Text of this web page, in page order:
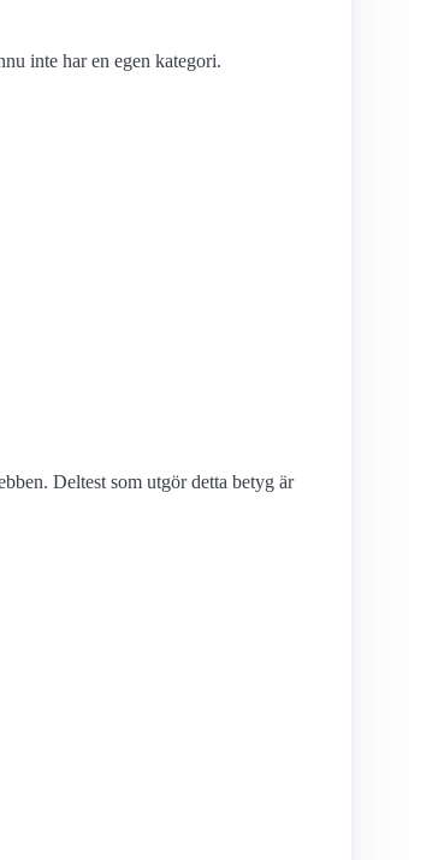
inte har en egen kategori.
Deltest som utgör detta betyg är